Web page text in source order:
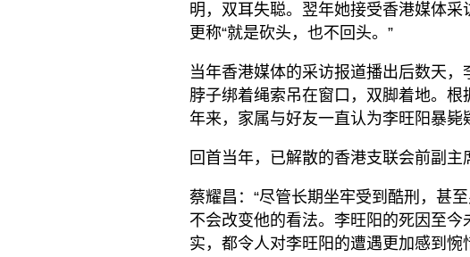
明，双耳失聪。翌年她接受香港媒体采
更称“就是砍头，也不回头。”
当年香港媒体的采访报道播出后数天，
脖子绑着绳索吊在窗口，双脚着地。
年来，家属与好友一直认为李旺阳暴毙
回首当年，已解散的香港支联会前副主
蔡耀昌：“尽管长期坐牢受到酷刑，甚
不会改变他的看法。李旺阳的死因至
实，都令人对李旺阳的遭遇更加感到惋